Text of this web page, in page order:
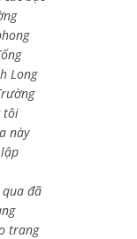
Long
tôi
này
đã
trang